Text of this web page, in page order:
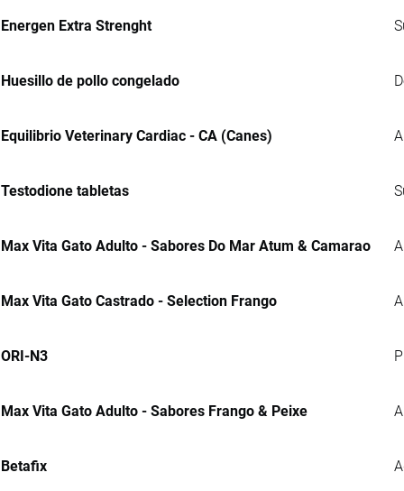
Energen Extra Strenght
Huesillo de pollo congelado
Equilibrio Veterinary Cardiac - CA (Canes)
Testodione tabletas
Max Vita Gato Adulto - Sabores Do Mar Atum & Camarao
Max Vita Gato Castrado - Selection Frango
ORI-N3
Max Vita Gato Adulto - Sabores Frango & Peixe
Betafix